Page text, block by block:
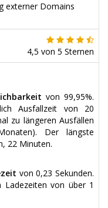
externer Domains
4,5 von 5 Sternen
von 99,95%.
Ausfallzeit von 20
zu längeren Ausfällen
Der längste
22 Minuten.
von 0,23 Sekunden.
von über 1